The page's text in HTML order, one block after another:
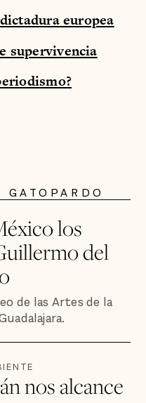
europea
supervivencia
GATOPARDO
los
del
de las Artes de la
nos alcance